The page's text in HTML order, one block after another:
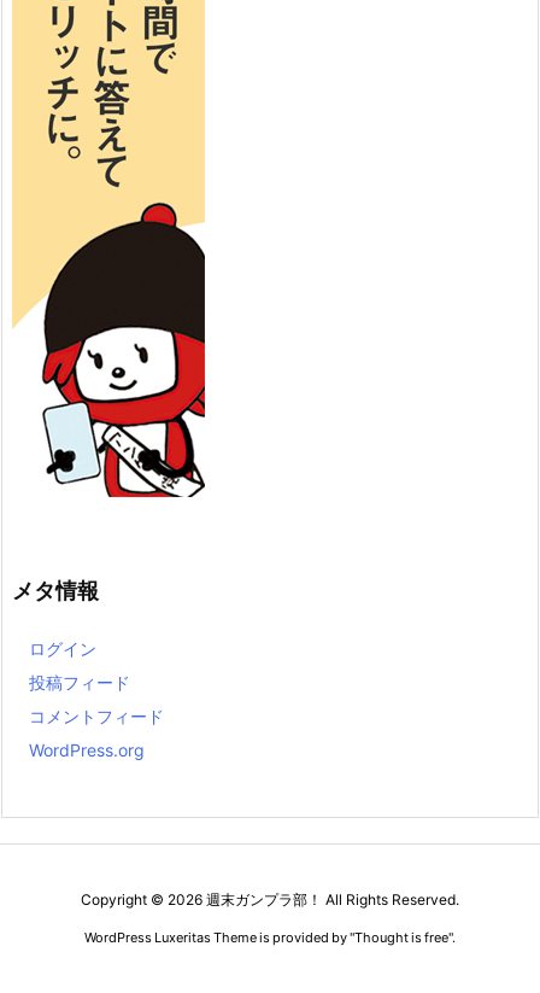
メタ情報
ログイン
投稿フィード
コメントフィード
WordPress.org
Copyright © 2026 週末ガンプラ部！ All Rights Reserved.
WordPress Luxeritas Theme is provided by "Thought is free".